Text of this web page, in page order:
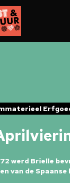
werd Brielle
van de